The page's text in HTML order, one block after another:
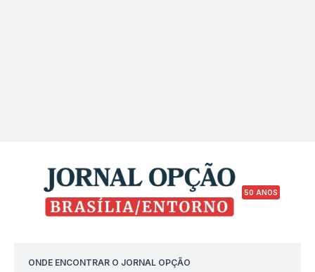
50 ANOS
ONDE ENCONTRAR O JORNAL OPÇÃO